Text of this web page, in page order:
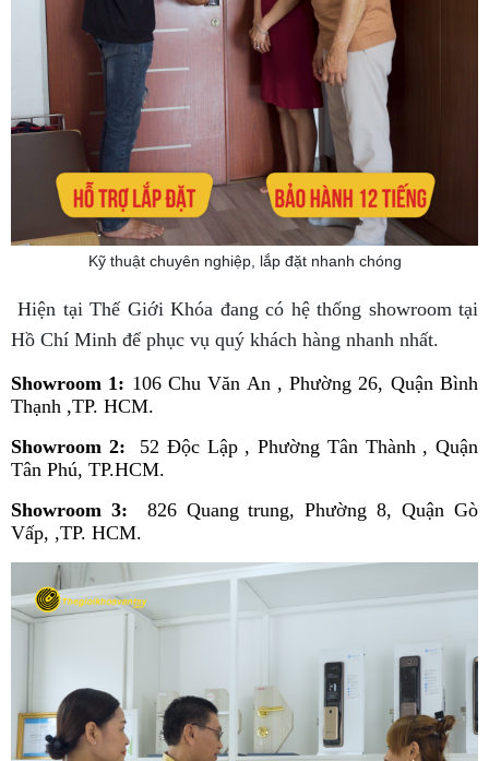
Kỹ thuật chuyên nghiệp, lắp đặt nhanh chóng
Hiện tại Thế Giới Khóa đang có hệ thống showroom tại
Hồ Chí Minh để phục vụ quý khách hàng nhanh nhất.
Showroom 1: 106 Chu Văn An , Phường 26, Quận Bình
Thạnh ,TP. HCM.
Showroom 2: 52 Độc Lập , Phường Tân Thành , Quận
Tân Phú, TP.HCM.
Showroom 3: 826 Quang trung, Phường 8, Quận Gò
Vấp, ,TP. HCM.